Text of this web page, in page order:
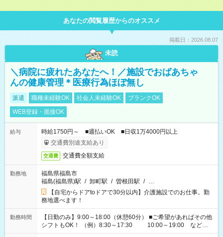
あなたの閲覧履歴からのオススメ
掲載日：2026.08.07
未読
＼病院に疲れたあなたへ！／施設でおばあちゃ
んの健康管理＊医療行為ほぼ無し
派遣 職種未経験OK 社会人未経験OK
ブランクOK
WEB登録・面接OK
給与
時給1750円～ ■週払いOK ■日収1万4000円以上
交通費別途支給あり
交通費 交通費全額支給
勤務地
福島県福島市
福島(福島県)駅 / 卸町駅 / 曽根田駅 / …
【自宅からドアtoドアで30分以内】介護施設でのお仕事。勤
務地選べます！
勤務時間
【日勤のみ】9:00～18:00（休憩60分） ■ご希望があればその他
シフトもOK！ （例）8:30～17:30 10:00～19:00 など
「家族とお休みを合わせたい」 「できれば残業はしたくない」